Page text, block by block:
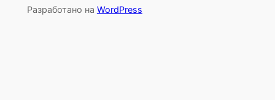
Разработано на WordPress